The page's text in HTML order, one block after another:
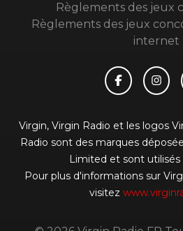
Règlements des jeux
Règlements des jeux
internet
Virgin, Virgin Radio et les logos
Radio sont des marques
Limited et sont utilisés
Pour plus d'informations sur
visitez